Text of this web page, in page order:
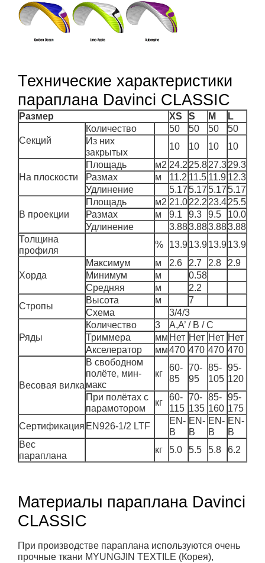
Технические характеристики
параплана Davinci CLASSIC
Размер XS S M L
Секций
Количество 50 50 50
50
Из них
закрытых
10 10 10 10
На плоскости
Площадь м2 24.2 25.827.329.3
Размах
м 11.2 11.5 11.9 12.3
Удлинение
5.175.175.175.17
В проекции
Площадь м2 21.022.2 23.425.5
Размах
м 9.1 9.3 9.5
10.0
Удлинение
3.883.883.883.88
Толщина
профиля
% 13.913.913.913.9
Хорда
Максимум м 2.6 2.7 2.8
2.9
Минимум
м
0.58
Средняя
м
2.2
Стропы
Высота м
7
Схема
3/4/3
Ряды
Количество 3
A,A’ / B / C
Триммера
мм Нет Нет Нет Нет
Акселератор
мм470 470 470 470
Весовая вилка
В свободном
полёте, мин-
макс
кг
60-
85
70-
95
85-
105
95-
120
При полётах с
парамотором
кг
60-
115
70-
135
85-
160
95-
175
Сертификация EN926-1/2 LTF
EN-
B
EN-
B
EN-
B
EN-
B
Вес
параплана
кг 5.0 5.5 5.8 6.2
Материалы параплана Davinci
CLASSIC
При производстве параплана используются очень
прочные ткани MYUNGJIN TEXTILE (Корея),